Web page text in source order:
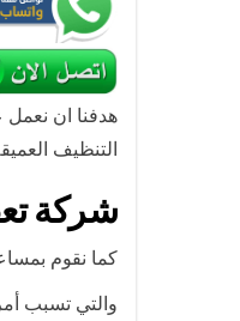
هدفنا ان
التنظيف
شركة
كما نقوم
والتي تسبب